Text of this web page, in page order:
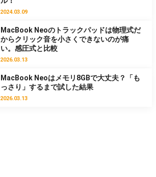
2024.03.09
MacBook Neoのトラックパッドは物理式だ
からクリック音を小さくできないのが痛
い。感圧式と比較
2026.03.13
MacBook Neoはメモリ8GBで大丈夫？「も
っさり」するまで試した結果
2026.03.13